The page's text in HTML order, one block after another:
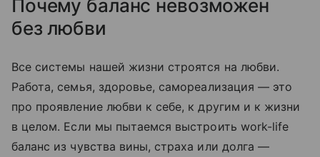
Почему баланс невозможен
без любви
Все системы нашей жизни строятся на любви.
Работа, семья, здоровье, самореализация — это
про проявление любви к себе, к другим и к жизни
в целом. Если мы пытаемся выстроить work-life
баланс из чувства вины, страха или долга —